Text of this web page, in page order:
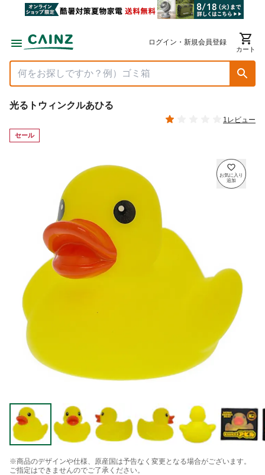
ログイン・新規会員登録
カート
光るトウィンクルあひる
1レビュー
セール
※商品のデザインや仕様、原産国は予告なく変更となる場合がございます。
ご指定はできませんのでご了承ください。